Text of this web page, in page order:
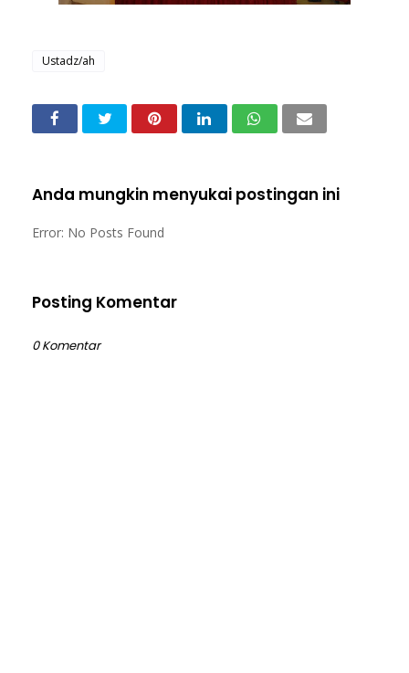
Ustadz/ah
Anda mungkin menyukai postingan ini
Error: No Posts Found
Posting Komentar
0 Komentar